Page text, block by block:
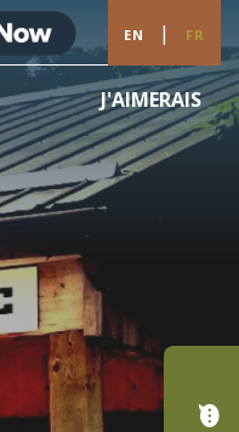
EN | FR
J'AIMERAIS